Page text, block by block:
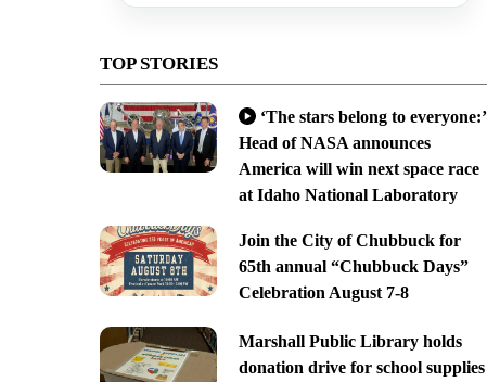
TOP STORIES
‘The stars belong to everyone:’
Head of NASA announces
America will win next space race
at Idaho National Laboratory
Join the City of Chubbuck for
65th annual “Chubbuck Days”
Celebration August 7-8
Marshall Public Library holds
donation drive for school supplies